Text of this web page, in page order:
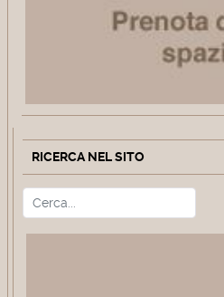
RICERCA NEL SITO
Cerca